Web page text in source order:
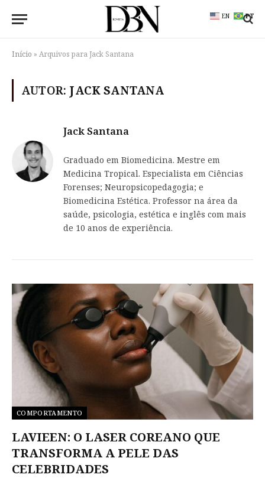
Início » Arquivos para Jack Santana
AUTOR: JACK SANTANA
Jack Santana
Graduado em Biomedicina. Mestre em
Medicina Tropical. Especialista em Ciências
Forenses; Neuropsicopedagogia; e
Biomedicina Estética. Professor na área da
saúde, psicologia, estética e inglês com mais
de 10 anos de experiência.
COMPORTAMENTO
LAVIEEN: O LASER COREANO QUE
TRANSFORMA A PELE DAS
CELEBRIDADES
EN PT